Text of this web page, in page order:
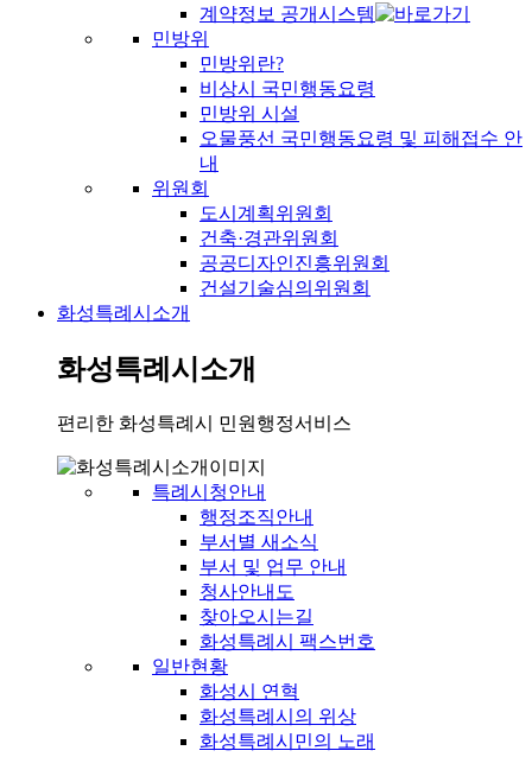
계약정보 공개시스템
민방위
민방위란?
비상시 국민행동요령
민방위 시설
오물풍선 국민행동요령 및 피해접수 안
내
위원회
도시계획위원회
건축·경관위원회
공공디자인진흥위원회
건설기술심의위원회
화성특례시소개
화성특례시소개
편리한 화성특례시 민원행정서비스
특례시청안내
행정조직안내
부서별 새소식
부서 및 업무 안내
청사안내도
찾아오시는길
화성특례시 팩스번호
일반현황
화성시 연혁
화성특례시의 위상
화성특례시민의 노래